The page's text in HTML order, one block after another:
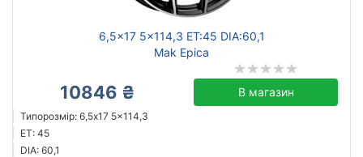
6,5x17 5x114,3 ET:45 DIA:60,1
Mak Epica
10846 ₴ В магазин
Типорозмір: 6,5x17 5x114,3
ET: 45
DIA: 60,1